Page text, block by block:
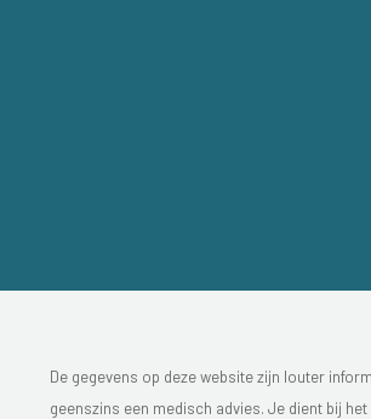
De gegevens op deze website zijn louter
geenszins een medisch advies. Je dient bij